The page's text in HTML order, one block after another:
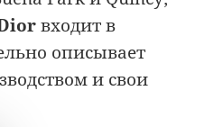
входит в
описывает
и свои